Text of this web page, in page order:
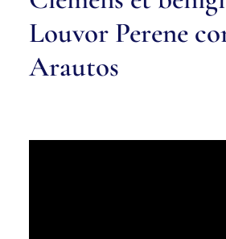
Louvor Perene
Arautos